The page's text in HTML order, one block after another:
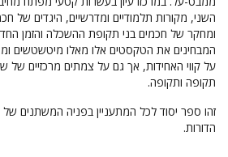
השני, מקורות תלמודיים ומדרשיים, היגדים של
ומחקר של חכמים בני תקופת ההשכלה והזמן
המבחינים את הטקסטים אלו מאלו מיטשטשים
על קווי האחידות, אך גם על צמתים מרכזיים של
תקופה ותקופה.
זהו ספר יסוד לכל המתעניין בפניה המשתנים
הדורות.